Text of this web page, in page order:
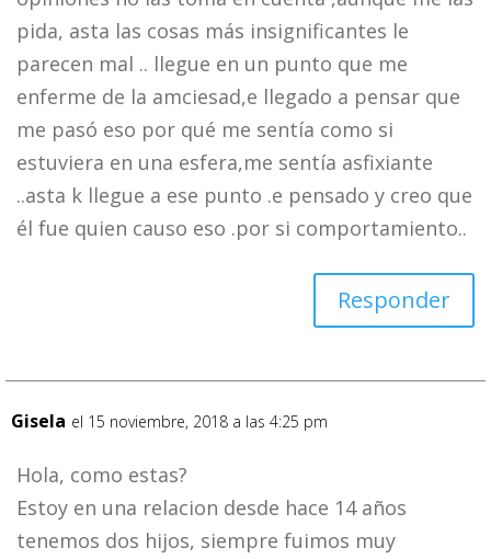
pida, asta las cosas más insignificantes le
parecen mal .. llegue en un punto que me
enferme de la amciesad,e llegado a pensar que
me pasó eso por qué me sentía como si
estuviera en una esfera,me sentía asfixiante
..asta k llegue a ese punto .e pensado y creo que
él fue quien causo eso .por si comportamiento..
Responder
Gisela el 15 noviembre, 2018 a las 4:25 pm
Hola, como estas?
Estoy en una relacion desde hace 14 años
tenemos dos hijos, siempre fuimos muy